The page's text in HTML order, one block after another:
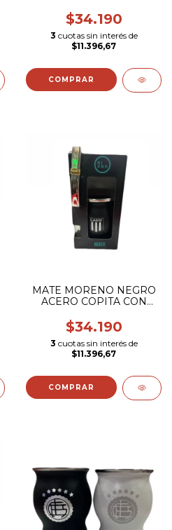
(ESCUDO GRABADO)
$34.190
3 cuotas sin interés de
$11.396,67
MATE MORENO NEGRO
ACERO COPITA CON
COLOR)
$34.190
3 cuotas sin interés de
$11.396,67